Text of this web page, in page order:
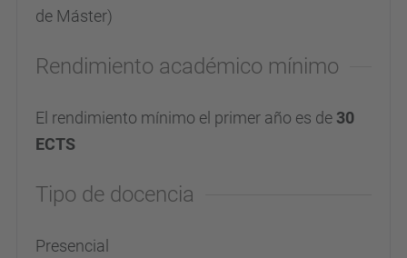
de Máster)
Rendimiento académico mínimo
El rendimiento mínimo el primer año es de 30
ECTS
Tipo de docencia
Presencial